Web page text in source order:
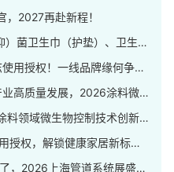
2027再赴新程！
（护垫）、卫生裤》团体标准的公告
一线品牌缘何争相申领这枚标识？
料微生物控制技术创新应用研讨会在上海举行
制技术创新应用研讨会发布完整日程！
权，解锁健康家居新标杆！
上海管道系统展盛大开幕！